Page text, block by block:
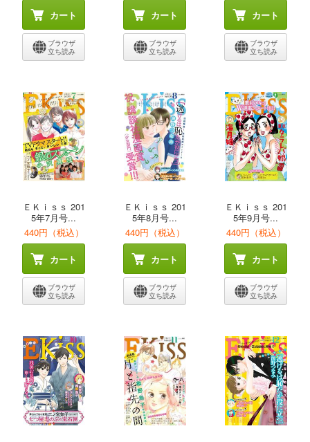
カート
ブラウザ
立ち読み
カート
ブラウザ
立ち読み
カート
ブラウザ
立ち読み
ＥＫｉｓｓ 201
5年7月号...
440円（税込）
カート
ブラウザ
立ち読み
ＥＫｉｓｓ 201
5年8月号...
440円（税込）
カート
ブラウザ
立ち読み
ＥＫｉｓｓ 201
5年9月号...
440円（税込）
カート
ブラウザ
立ち読み